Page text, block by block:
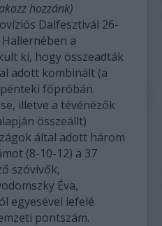
hozzánk)
Dalfesztivál 26-
a
ki, hogy összeadták
adott kombinált (a
főpróbán
illetve a tévénézők
összeállt)
által adott három
(8-10-12) a 37
szóvivők,
Éva,
egyesével lefelé
pontszám.